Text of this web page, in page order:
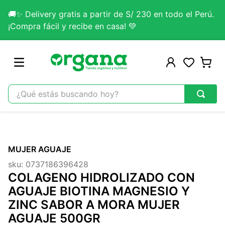
🚚✨ Delivery gratis a partir de S/ 230 en todo el Perú.
¡Compra fácil y recibe en casa! 💚
¿Qué estás buscando hoy?
2.
citrato magnesio
3.
colageno
4.
kefir
5.
lab nutrition
6.
stevia
MUJER AGUAJE
sku: 0737186396428
COLAGENO HIDROLIZADO CON
AGUAJE BIOTINA MAGNESIO Y
ZINC SABOR A MORA MUJER
AGUAJE 500GR